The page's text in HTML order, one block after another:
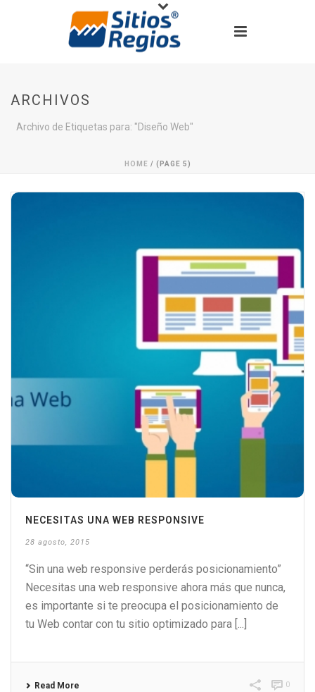
ARCHIVOS
Archivo de Etiquetas para: "Diseño Web"
HOME / (PAGE 5)
NECESITAS UNA WEB RESPONSIVE
28 agosto, 2015
“Sin una web responsive perderás posicionamiento”
Necesitas una web responsive ahora más que nunca,
es importante si te preocupa el posicionamiento de
tu Web contar con tu sitio optimizado para [...]
Read More 0